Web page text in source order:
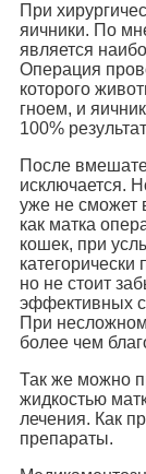
При
яичники. По
является
Операция
которого
гноем, и
100%
После
исключается.
уже не сможет
как матка
кошек, при
но не стоит
эффективных
При
более чем
Так же можно
жидкостью
лечения. Как
препараты.